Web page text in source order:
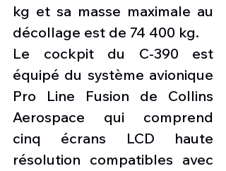
kg et sa masse maximale au
décollage est de 74 400 kg.
Le cockpit du C-390 est
équipé du système avionique
Pro Line Fusion de Collins
Aerospace qui comprend
cinq écrans LCD haute
résolution compatibles avec